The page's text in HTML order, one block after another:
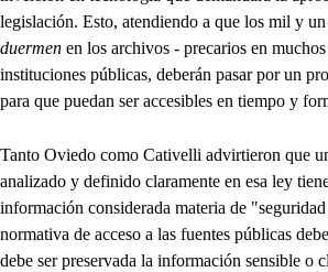
legislación. Esto, atendiendo a que los mil y
duermen en los archivos - precarios en
instituciones públicas, deberán pasar por un
para que puedan ser accesibles en tiempo y
Tanto Oviedo como Cativelli advirtieron que
analizado y definido claramente en esa ley
información considerada materia de
normativa de acceso a las fuentes públicas
debe ser preservada la información sensible o